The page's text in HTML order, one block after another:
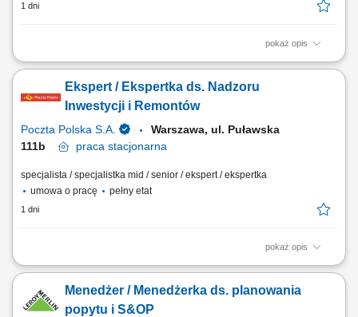
1 dni
pokaż opis
Nieustanny monitoring integralności sieci, aplikacji oraz środowisk
systemów. Administrowanie, optymalizacja oraz wdrażanie
zaawansowanych systemów ochronnych, w tym zapór sieciowych Next-
Ekspert / Ekspertka ds. Nadzoru
Inwestycji i Remontów
Poczta Polska S.A.
Warszawa, ul. Puławska
111b
praca stacjonarna
specjalista / specjalistka mid / senior / ekspert / ekspertka
umowa o pracę
pełny etat
1 dni
pokaż opis
Miejsce pracy: Warszawa ul. Puławska 111b Rodzaj zatrudnienia:
konstruowaniu rocznych i wieloletnich planów inwestycyjnych i
remontowych, techniczna ocena budynków i terenów wraz z
Menedżer / Menedżerka ds. planowania
popytu i S&OP